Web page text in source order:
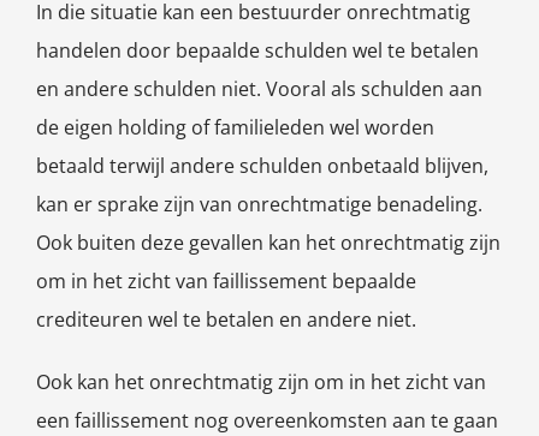
In die situatie kan een bestuurder onrechtmatig
handelen door bepaalde schulden wel te betalen
en andere schulden niet. Vooral als schulden aan
de eigen holding of familieleden wel worden
betaald terwijl andere schulden onbetaald blijven,
kan er sprake zijn van onrechtmatige benadeling.
Ook buiten deze gevallen kan het onrechtmatig zijn
om in het zicht van faillissement bepaalde
crediteuren wel te betalen en andere niet.
Ook kan het onrechtmatig zijn om in het zicht van
een faillissement nog overeenkomsten aan te gaan